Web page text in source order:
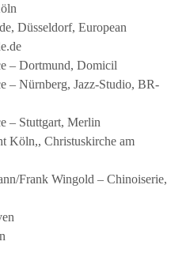
Düsseldorf, European
– Dortmund, Domicil
– Nürnberg, Jazz-Studio, BR-
– Stuttgart, Merlin
Köln,, Christuskirche am
Frank Wingold – Chinoiserie,